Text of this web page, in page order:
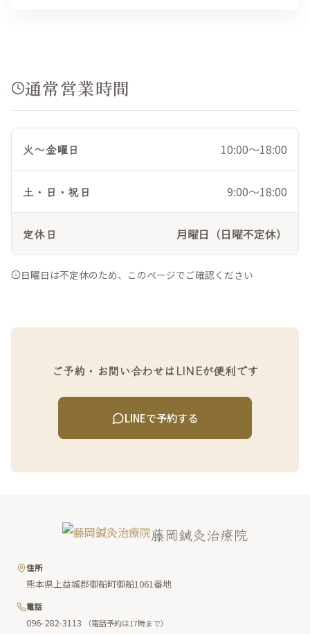
通常営業時間
火〜金曜日 10:00〜18:00
土・日・祝日 9:00〜18:00
定休日 月曜日（日曜不定休）
日曜日は不定休のため、このページでご確認ください
ご予約・お問い合わせはLINEが便利です
LINEで予約する
藤岡鍼灸治療院
住所
熊本県上益城郡御船町御船1061番地
電話
096-282-3113 （電話予約は17時まで）